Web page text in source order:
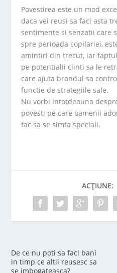
Povestirea este un mod
daca vei reusi sa faci asta
sentimente si senzatii care
spre perioada copilariei,
amintiri din trecut, iar
pe potentialii clinti sa le
care ajuta brandul sa
functie de strategiile sale.
Nu vorbi intotdeauna
povesti pe care oamenii
fac sa se simta speciali.
ACȚIUNE:
De ce nu poti sa faci bani
in timp ce altii reusesc sa
se imbogateasca?